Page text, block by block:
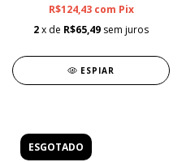
R$124,43 com Pix
2x de R$65,49 sem juros
ESPIAR
ESGOTADO